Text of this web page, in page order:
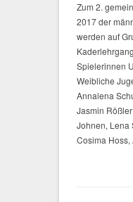
Zum 2.
2017 der
werden auf
Spielerinnen
Weibliche
Annalena
Jasmin
Johnen, Lena
Cosima